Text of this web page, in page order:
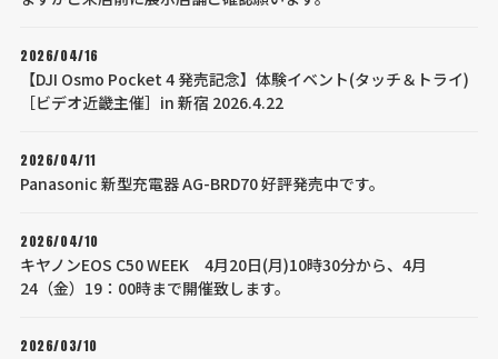
2026/04/16
【DJI Osmo Pocket 4 発売記念】体験イベント(タッチ＆トライ)
［ビデオ近畿主催］in 新宿 2026.4.22
2026/04/11
Panasonic 新型充電器 AG-BRD70 好評発売中です。
2026/04/10
キヤノンEOS C50 WEEK 4月20日(月)10時30分から、4月
24（金）19：00時まで開催致します。
2026/03/10